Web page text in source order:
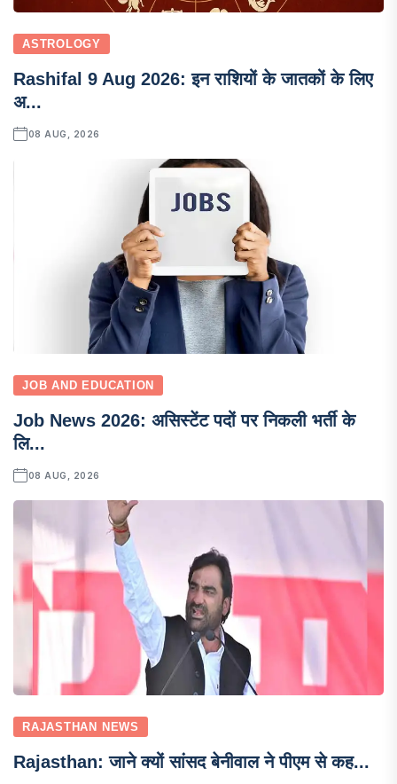
ASTROLOGY
Rashifal 9 Aug 2026: इन राशियों के जातकों के लिए
अ...
08 AUG, 2026
JOB AND EDUCATION
Job News 2026: असिस्टेंट पदों पर निकली भर्ती के
लि...
08 AUG, 2026
RAJASTHAN NEWS
Rajasthan: जाने क्यों सांसद बेनीवाल ने पीएम से कह...